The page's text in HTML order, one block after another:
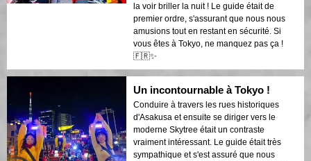
la voir briller la nuit ! Le guide était de
premier ordre, s'assurant que nous nous
amusions tout en restant en sécurité. Si
vous êtes à Tokyo, ne manquez pas ça !
🇫🇷✨
Un incontournable à Tokyo !
Conduire à travers les rues historiques
d'Asakusa et ensuite se diriger vers le
moderne Skytree était un contraste
vraiment intéressant. Le guide était très
sympathique et s'est assuré que nous